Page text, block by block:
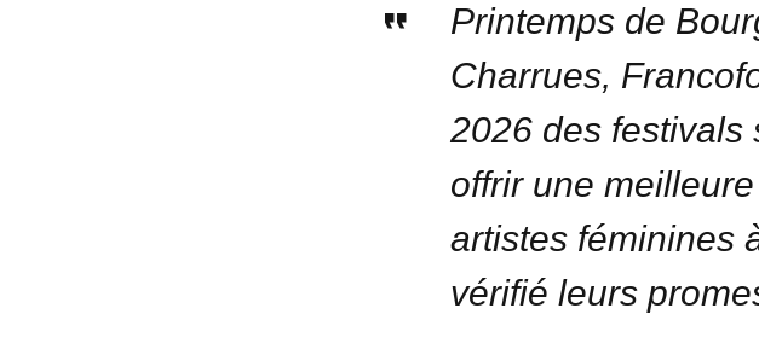
Printemps de
Charrues,
2026 des festivals
offrir une
artistes féminines
vérifié leurs